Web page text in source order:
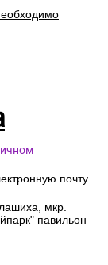
почту
мкр.
павильон